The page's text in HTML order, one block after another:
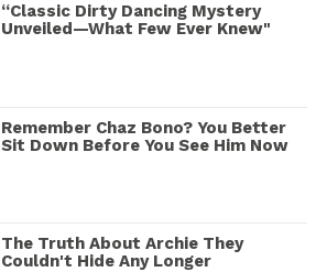
“Classic Dirty Dancing Mystery
Unveiled—What Few Ever Knew"
Remember Chaz Bono? You Better
Sit Down Before You See Him Now
The Truth About Archie They
Couldn't Hide Any Longer